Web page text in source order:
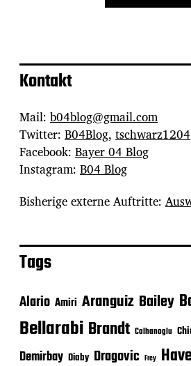
Kontakt
Mail: b04blog@gmail.com
Twitter: B04Blog, tschwarz1204
Facebook: Bayer 04 Blog
Instagram: B04 Blog
Bisherige externe Auftritte:
Tags
Alario Amiri Aranguiz Bailey
Bellarabi Brandt Calhanoglu
Demirbay Diaby Dragovic Frey